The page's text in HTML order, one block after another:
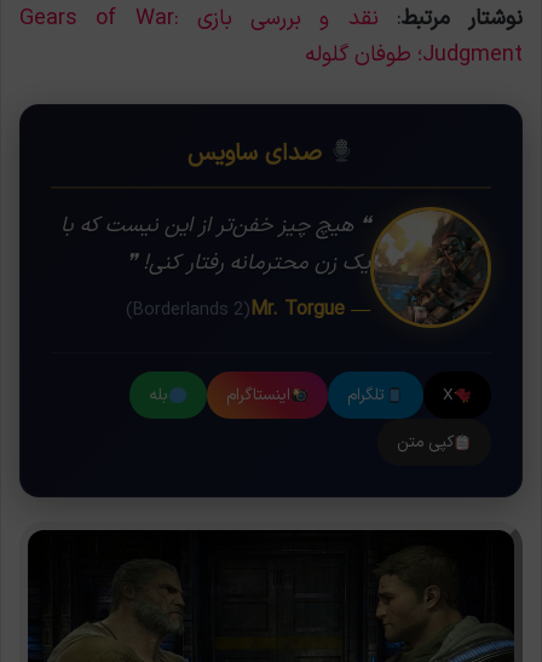
نوشتار مرتبط:
نقد و بررسی بازی Gears of War:
Judgment؛ طوفان گلوله
صدای ساویس
❝ هیچ چیز خفن‌تر از این نیست که با
یک زن محترمانه رفتار کنی! ❞
— Mr. Torgue
(Borderlands 2)
X تلگرام اینستاگرام
بله
کپی متن